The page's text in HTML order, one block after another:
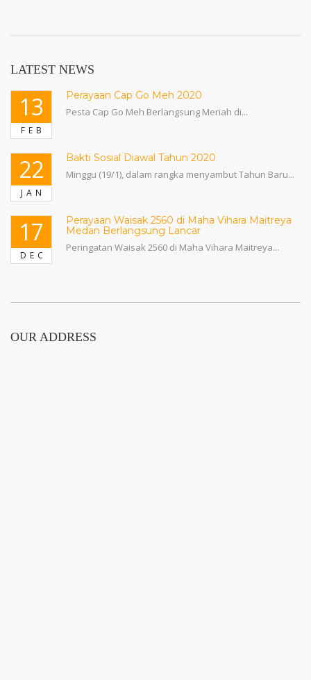
LATEST NEWS
13
FEB
Perayaan Cap Go Meh 2020
Pesta Cap Go Meh Berlangsung Meriah di...
22
JAN
Bakti Sosial Diawal Tahun 2020
Minggu (19/1), dalam rangka menyambut Tahun Baru...
17
DEC
Perayaan Waisak 2560 di Maha Vihara Maitreya
Medan Berlangsung Lancar
Peringatan Waisak 2560 di Maha Vihara Maitreya...
OUR ADDRESS